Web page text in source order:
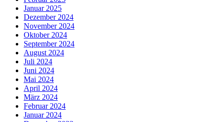
Januar 2025
Dezember 2024
November 2024
Oktober 2024
September 2024
August 2024
Juli 2024
Juni 2024
Mai 2024
April 2024
März 2024
Februar 2024
Januar 2024